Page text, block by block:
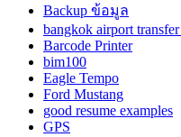
Backup ข้อมูล
bangkok airport transfer
Barcode Printer
bim100
Eagle Tempo
Ford Mustang
good resume examples
GPS